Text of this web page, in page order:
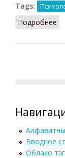
Tags:
Подробнее
Вводное
Облако